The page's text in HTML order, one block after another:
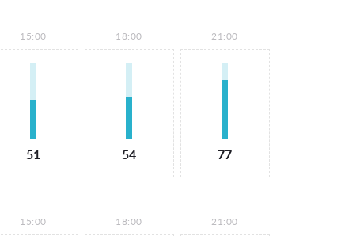
15:00
51
18:00
54
21:00
77
15:00 18:00 21:00